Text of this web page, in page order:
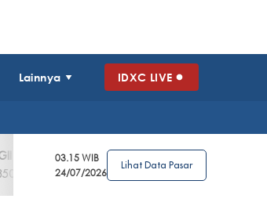
Lainnya IDXC LIVE
3.39%
AGRO
4
2.63%
0%
03.15 WIB
24/07/2026
Lihat Data Pasar